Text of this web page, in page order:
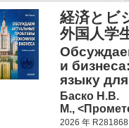
経済とビ
外国人学
и
языку
Баско Н.В.
М.,
2026 年 R281868